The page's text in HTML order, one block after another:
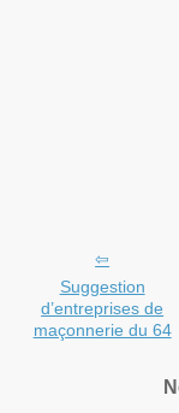
Suggestion
d’entreprises de
maçonnerie du 64